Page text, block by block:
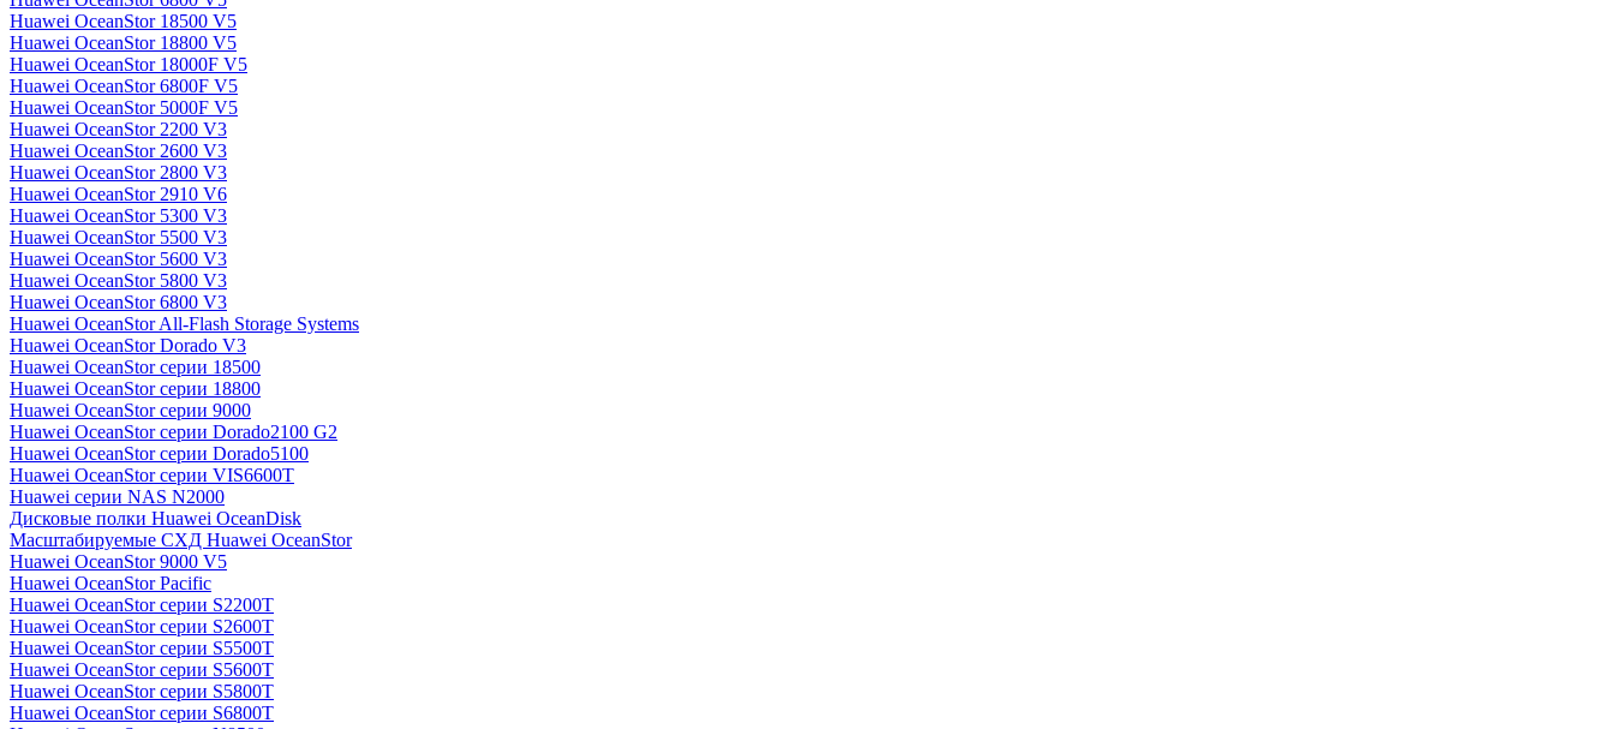
Huawei OceanStor 18500 V5
Huawei OceanStor 18800 V5
Huawei OceanStor 18000F V5
Huawei OceanStor 6800F V5
Huawei OceanStor 5000F V5
Huawei OceanStor 2200 V3
Huawei OceanStor 2600 V3
Huawei OceanStor 2800 V3
Huawei OceanStor 2910 V6
Huawei OceanStor 5300 V3
Huawei OceanStor 5500 V3
Huawei OceanStor 5600 V3
Huawei OceanStor 5800 V3
Huawei OceanStor 6800 V3
Huawei OceanStor All-Flash Storage Systems
Huawei OceanStor Dorado V3
Huawei OceanStor серии 18500
Huawei OceanStor серии 18800
Huawei OceanStor серии 9000
Huawei OceanStor серии Dorado2100 G2
Huawei OceanStor серии Dorado5100
Huawei OceanStor серии VIS6600T
Huawei серии NAS N2000
Дисковые полки Huawei OceanDisk
Масштабируемые СХД Huawei OceanStor
Huawei OceanStor 9000 V5
Huawei OceanStor Pacific
Huawei OceanStor серии S2200T
Huawei OceanStor серии S2600T
Huawei OceanStor серии S5500T
Huawei OceanStor серии S5600T
Huawei OceanStor серии S5800T
Huawei OceanStor серии S6800T